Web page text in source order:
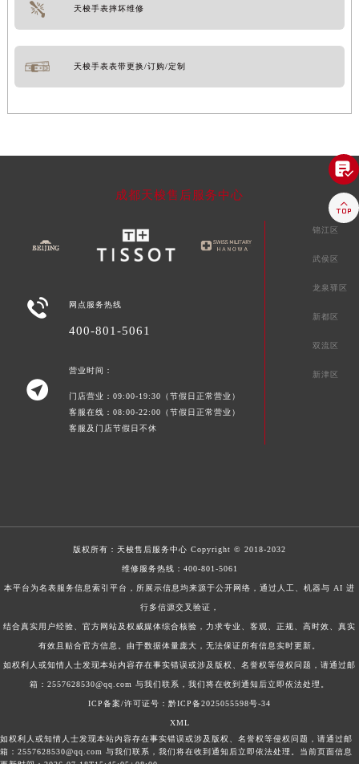
天梭手表摔坏维修
天梭手表表带更换/订购/定制
成都天梭售后服务中心
 网点服务热线
400-801-5061

营业时间：
门店营业：09:00-19:30（节假日正常营业）
客服在线：08:00-22:00（节假日正常营业）
客服及门店节假日不休
锦江区
武侯区
龙泉驿区
新都区
双流区
新津区
版权所有： 天梭售后服务中心 Copyright © 2018-2032
维修服务热线： 400-801-5061
本平台为名表服务信息索引平台，所展示信息均来源于公开网络，通过人工、机器与 AI 进
行多信源交叉验证，
结合真实用户经验、官方网站及权威媒体综合核验，力求专业、客观、正规、高时效、真实
有效且贴合官方信息。由于数据体量庞大，无法保证所有信息实时更新。
如权利人或知情人士发现本站内容存在事实错误或涉及版权、名誉权等侵权问题，请通过邮
箱：2557628530@qq.com 与我们联系，我们将在收到通知后立即依法处理。
ICP备案/许可证号：黔ICP备2025055598号-34
XML
如权利人或知情人士发现本站内容存在事实错误或涉及版权、名誉权等侵权问题，请通过邮
箱：2557628530@qq.com 与我们联系，我们将在收到通知后立即依法处理。当前页面信息

